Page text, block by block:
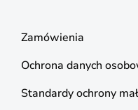
Zamówienia
Ochrona danych
Standardy ochrony